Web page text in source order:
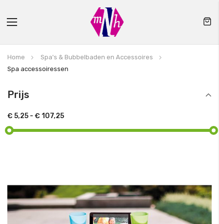
Toggle
Home
Spa's & Bubbelbaden en Accessoires
Spa accessoiressen
Prijs
€ 5,25 - € 107,25